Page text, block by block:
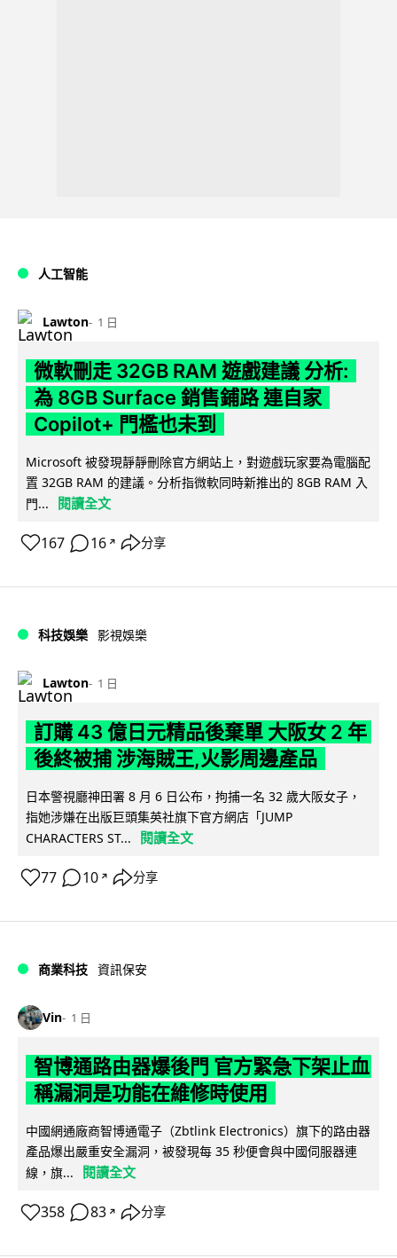
人工智能
Lawton 1 日
微軟刪走 32GB RAM 遊戲建議 分析:
為 8GB Surface 銷售鋪路 連自家
Copilot+ 門檻也未到
Microsoft 被發現靜靜刪除官方網站上，對遊戲玩家要為電腦配
置 32GB RAM 的建議。分析指微軟同時新推出的 8GB RAM 入
門...
閱讀全文
167 16 ↗ 分享
科技娛樂 影視娛樂
Lawton 1 日
訂購 43 億日元精品後棄單 大阪女 2 年
後終被捕 涉海賊王,火影周邊產品
日本警視廳神田署 8 月 6 日公布，拘捕一名 32 歲大阪女子，
指她涉嫌在出版巨頭集英社旗下官方網店「JUMP
CHARACTERS ST...
閱讀全文
77 10 ↗ 分享
商業科技 資訊保安
Vin 1 日
智博通路由器爆後門 官方緊急下架止血
稱漏洞是功能在維修時使用
中國網通廠商智博通電子（Zbtlink Electronics）旗下的路由器
產品爆出嚴重安全漏洞，被發現每 35 秒便會與中國伺服器連
線，旗...
閱讀全文
358 83 ↗ 分享